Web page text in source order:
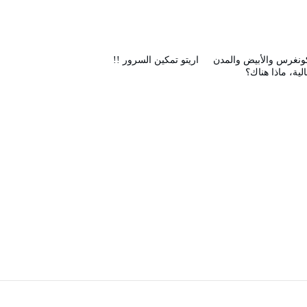
اريتو تمكين السرور !!
والأبيض والمدن
ماذا هناك؟